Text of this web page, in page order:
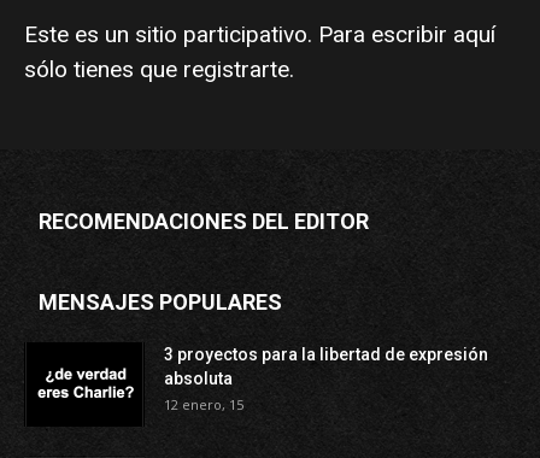
Este es un sitio participativo. Para escribir aquí
sólo tienes que registrarte.
RECOMENDACIONES DEL EDITOR
MENSAJES POPULARES
3 proyectos para la libertad de expresión
absoluta
12 enero, 15